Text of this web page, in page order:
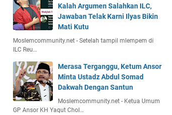
Kalah Argumen Salahkan ILC,
Jawaban Telak Karni Ilyas Bikin
Mati Kutu
Moslemcommunity.net - Setelah tampil mlempem di
ILC Reu…
Merasa Terganggu, Ketum Ansor
Minta Ustadz Abdul Somad
Dakwah Dengan Santun
Moslemcommunity.net - Ketua Umum
GP Ansor KH Yaqut Chol…